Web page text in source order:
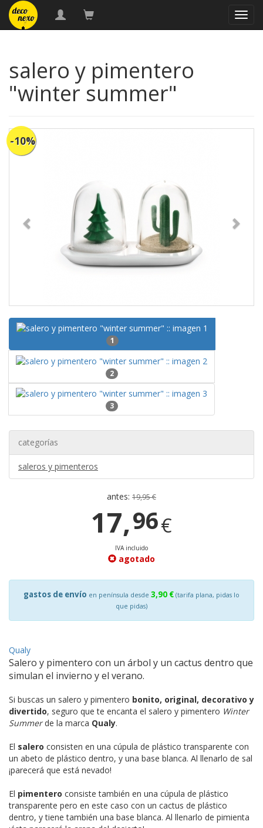
salero y pimentero
"winter summer"
-10%
1
2
3
categorías
saleros y pimenteros
antes: 19,95 €
17,96€
IVA incluido
agotado
gastos de envío en península desde 3,90 € (tarifa plana, pidas lo
que pidas)
Qualy
Salero y pimentero con un árbol y un cactus dentro que
simulan el invierno y el verano.
Si buscas un salero y pimentero bonito, original, decorativo y
divertido, seguro que te encanta el salero y pimentero Winter
Summerde la marca Qualy.
El salero consisten en una cúpula de plástico transparente con
un abeto de plástico dentro, y una base blanca. Al llenarlo de sal
¡parecerá que está nevado!
El pimentero consiste también en una cúpula de plástico
transparente pero en este caso con un cactus de plástico
dentro, y tiene también una base blanca. Al llenarlo de pimienta